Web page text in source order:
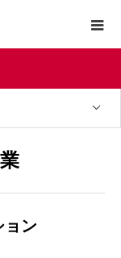
ョン